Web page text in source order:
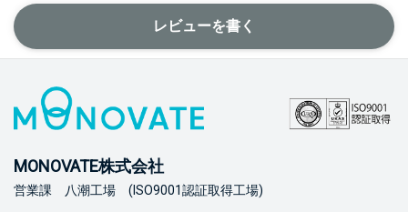
レビューを書く
MONOVATE株式会社
営業課 八潮工場 (ISO9001認証取得工場)